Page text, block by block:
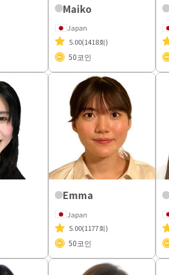
Maiko
Japan
5.00(1418회)
50코인
Emma
Japan
5.00(1177회)
50코인